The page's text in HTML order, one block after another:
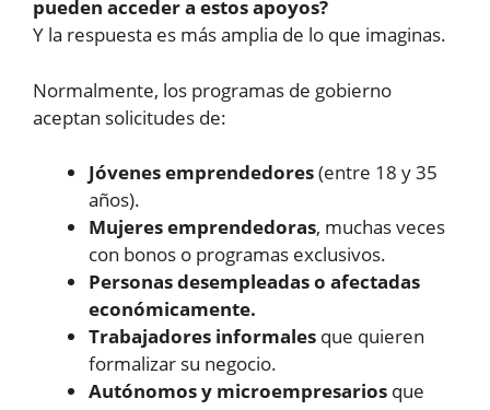
pueden acceder a estos apoyos?
Y la respuesta es más amplia de lo que imaginas.
Normalmente, los programas de gobierno
aceptan solicitudes de:
Jóvenes emprendedores(entre 18 y 35
años).
Mujeres emprendedoras, muchas veces
con bonos o programas exclusivos.
Personas desempleadas o afectadas
económicamente.
Trabajadores informales que quieren
formalizar su negocio.
Autónomos y microempresarios que